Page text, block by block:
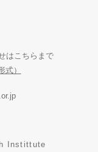
はこちらまで
）
Instittute